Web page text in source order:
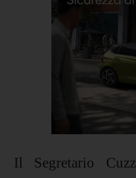
Il Segretario